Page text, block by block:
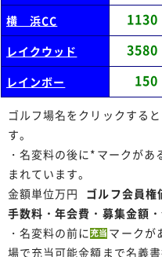
横 浜CC 1130
レイクウッド 3580
レインボー 150
ゴルフ場名をクリックする
す。
・名変料の後に*マークが
まれています。
金額単位万円
ゴルフ会員権
手数料・年会費・募集金額
・名変料の前に
マークが
場で充当可能金額まで名義